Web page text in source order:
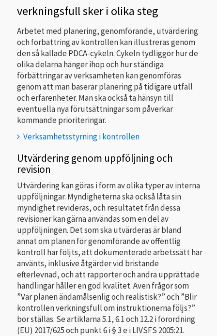
verkningsfull sker i olika steg
Arbetet med planering, genomförande, utvärdering
och förbättring av kontrollen kan illustreras genom
den så kallade PDCA-cykeln. Cykeln tydliggör hur de
olika delarna hänger ihop och hur ständiga
förbättringar av verksamheten kan genomföras
genom att man baserar planering på tidigare utfall
och erfarenheter. Man ska också ta hänsyn till
eventuella nya förutsättningar som påverkar
kommande prioriteringar.
Verksamhetsstyrning i kontrollen
Utvärdering genom uppföljning och
revision
Utvärdering kan göras i form av olika typer av interna
uppföljningar. Myndigheterna ska också låta sin
myndighet revideras, och resultatet från dessa
revisioner kan gärna användas som en del av
uppföljningen. Det som ska utvärderas är bland
annat om planen för genomförande av offentlig
kontroll har följts, att dokumenterade arbetssätt har
använts, inklusive åtgärder vid bristande
efterlevnad, och att rapporter och andra upprättade
handlingar håller en god kvalitet. Även frågor som
”Var planen ändamålsenlig och realistisk?” och ”Blir
kontrollen verkningsfull om instruktionerna följs?”
bör ställas. Se artiklarna 5.1, 6.1 och 12.2 i förordning
(EU) 2017/625 och punkt 6 i § 3 e i LIVSFS 2005:21.